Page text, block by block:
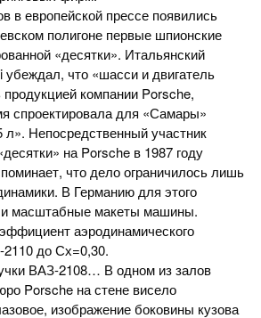
в европейской прессе появились
полигоне первые шпионские
«десятки». Итальянский
что «шасси и двигатель
компании Porsche,
спроектировала для «Самары»
л». Непосредственный участник
на Porsche в 1987 году
что дело ограничилось лишь
В Германию для этого
и масштабные макеты машины.
аэродинамического
до Сх=0,30.
ВАЗ-2108… В одном из залов
Porsche на стене висело
изображение боковины кузова